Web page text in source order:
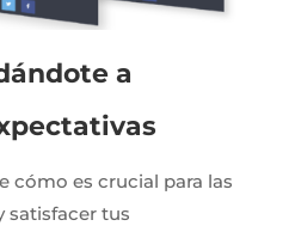
a
cómo es crucial para las
satisfacer tus